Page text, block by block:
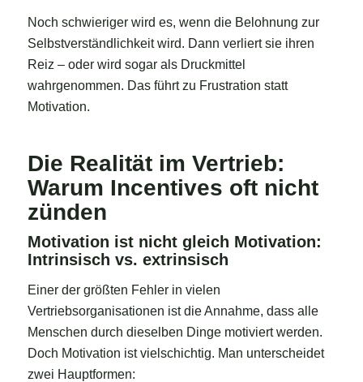
Noch schwieriger wird es, wenn die Belohnung zur
Selbstverständlichkeit wird. Dann verliert sie ihren
Reiz – oder wird sogar als Druckmittel
wahrgenommen. Das führt zu Frustration statt
Motivation.
Die Realität im Vertrieb:
Warum Incentives oft nicht
zünden
Motivation ist nicht gleich Motivation:
Intrinsisch vs. extrinsisch
Einer der größten Fehler in vielen
Vertriebsorganisationen ist die Annahme, dass alle
Menschen durch dieselben Dinge motiviert werden.
Doch Motivation ist vielschichtig. Man unterscheidet
zwei Hauptformen: